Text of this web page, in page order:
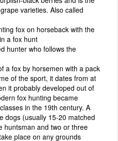
varieties. Also called
fox on horseback with the
a fox hunt
hunter who follows the
a fox by horsemen with a pack
of the sport, it dates from at
it probably developed out of
fox hunting became
in the 19th century. A
dogs (usually 15-20 matched
huntsman and two or three
place on any grounds